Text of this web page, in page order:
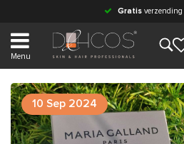
Gratisverzending
Menu
10 Sep 2024